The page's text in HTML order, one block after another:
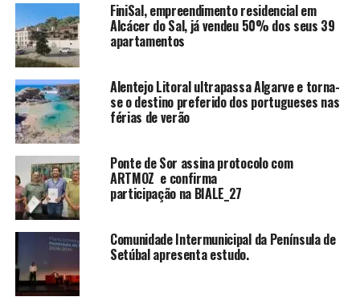
FiniSal, empreendimento residencial em
Alcácer do Sal, já vendeu 50% dos seus 39
apartamentos
Alentejo Litoral ultrapassa Algarve e torna-
se o destino preferido dos portugueses nas
férias de verão
Ponte de Sor assina protocolo com
ARTMOZ e confirma
participação na BIALE_27
Comunidade Intermunicipal da Península de
Setúbal apresenta estudo.